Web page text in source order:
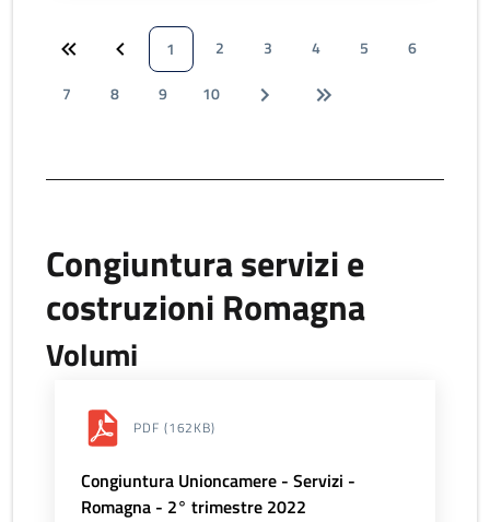
1 2 3 4 5
6
7
8 9 10
Congiuntura servizi e
costruzioni Romagna
Volumi
PDF (162KB)
Congiuntura Unioncamere - Servizi -
Romagna - 2° trimestre 2022